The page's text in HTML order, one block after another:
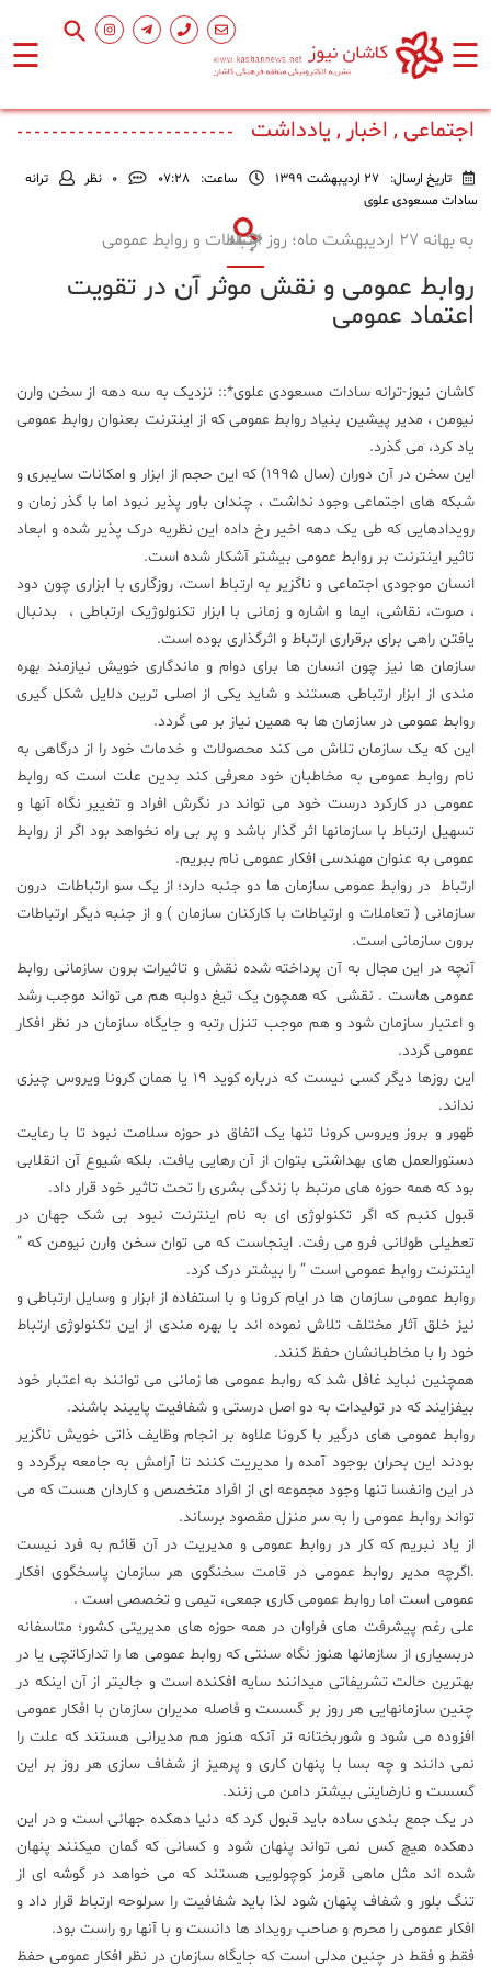
☰ ☰
اصلی
اجتماعی
و
هنر
محیط
زیست
علم
و
فناوری
عکس
پادکست
مجله
فرهنگی
و
هنری
اجتماعی , اخبار , یادداشت
تاریخ ارسال: 27 اردیبهشت 1399 ساعت: ۰۷:۲۸ 0 نظر
ترانه
سادات مسعودی علوی
به بهانه 27 اردیبهشت ماه؛ روز ارتباطات و روابط عمومی
روابط عمومی و نقش موثر آن در تقویت
اعتماد عمومی
کاشان نیوز-ترانه سادات مسعودی علوی*:: نزدیک به سه دهه از سخن وارن
نیومن ، مدیر پیشین بنیاد روابط عمومی که از اینترنت بعنوان روابط عمومی
یاد کرد، می گذرد.
این سخن در آن دوران (سال ۱۹۹۵) که این حجم از ابزار و امکانات سایبری و
شبکه های اجتماعی وجود نداشت ، چندان باور پذیر نبود اما با گذر زمان و
رویدادهایی که طی یک دهه اخیر رخ داده این نظریه درک پذیر شده و ابعاد
تاثیر اینترنت بر روابط عمومی بیشتر آشکار شده است.
انسان موجودی اجتماعی و ناگزیر به ارتباط است، روزگاری با ابزاری چون دود
، صوت، نقاشی، ایما و اشاره و زمانی با ابزار تکنولوژیک ارتباطی ، بدنبال
یافتن راهی برای برقراری ارتباط و اثرگذاری بوده است.
سازمان ها نیز چون انسان ها برای دوام و ماندگاری خویش نیازمند بهره
مندی از ابزار ارتباطی هستند و شاید یکی از اصلی ترین دلایل شکل گیری
روابط عمومی در سازمان ها به همین نیاز بر می گردد.
این که یک سازمان تلاش می کند محصولات و خدمات خود را از درگاهی به
نام روابط عمومی به مخاطبان خود معرفی کند بدین علت است که روابط
عمومی در کارکرد درست خود می تواند در نگرش افراد و تغییر نگاه آنها و
تسهیل ارتباط با سازمانها اثر گذار باشد و پر بی راه نخواهد بود اگر از روابط
عمومی به عنوان مهندسی افکار عمومی نام ببریم.
ارتباط در روابط عمومی سازمان ها دو جنبه دارد؛ از یک سو ارتباطات درون
سازمانی ( تعاملات و ارتباطات با کارکنان سازمان ) و از جنبه دیگر ارتباطات
برون سازمانی است.
آنچه در این مجال به آن پرداخته شده نقش و تاثیرات برون سازمانی روابط
عمومی هاست . نقشی که همچون یک تیغ دولبه هم می تواند موجب رشد
و اعتبار سازمان شود و هم موجب تنزل رتبه و جایگاه سازمان در نظر افکار
عمومی گردد.
این روزها دیگر کسی نیست که درباره کوید ۱۹ یا همان کرونا ویروس چیزی
نداند.
ظهور و بروز ویروس کرونا تنها یک اتفاق در حوزه سلامت نبود تا با رعایت
دستورالعمل های بهداشتی بتوان از آن رهایی یافت. بلکه شیوع آن انقلابی
بود که همه حوزه های مرتبط با زندگی بشری را تحت تاثیر خود قرار داد.
قبول کنبم که اگر تکنولوژی ای به نام اینترنت نبود بی شک جهان در
تعطیلی طولانی فرو می رفت. اینجاست که می توان سخن وارن نیومن که ”
اینترنت روابط عمومی است ” را بیشتر درک کرد.
روابط عمومی سازمان ها در ایام کرونا و با استفاده از ابزار و وسایل ارتباطی و
نیز خلق آثار مختلف تلاش نموده اند با بهره مندی از این تکنولوژی ارتباط
خود را با مخاطبانشان حفظ کنند.
همچنین نباید غافل شد که روابط عمومی ها زمانی می توانند به اعتبار خود
بیفزایند که در تولیدات به دو اصل درستی و شفافیت پایبند باشند.
روابط عمومی های درگیر با کرونا علاوه بر انجام وظایف ذاتی خویش ناگزیر
بودند این بحران بوجود آمده را مدیریت کنند تا آرامش به جامعه برگردد و
در این وانفسا تنها وجود مجموعه ای از افراد متخصص و کاردان هست که می
تواند روابط عمومی را به سر منزل مقصود برساند.
از یاد نبریم که کار در روابط عمومی و مدیریت در آن قائم به فرد نیست
.اگرچه مدیر روابط عمومی در قامت سخنگوی هر سازمان پاسخگوی افکار
عمومی است اما روابط عمومی کاری جمعی، تیمی و تخصصی است .
علی رغم پیشرفت های فراوان در همه حوزه های مدیریتی کشور؛ متاسفانه
دربسیاری از سازمانها هنوز نگاه سنتی که روابط عمومی ها را تدارکاتچی یا در
بهترین حالت تشریفاتی میدانند سایه افکنده است و جالبتر از آن اینکه در
چنین سازمانهایی هر روز بر گسست و فاصله مدیران سازمان با افکار عمومی
افزوده می شود و شوربختانه تر آنکه هنوز هم مدیرانی هستند که علت را
نمی دانند و چه بسا با پنهان کاری و پرهیز از شفاف سازی هر روز بر این
گسست و نارضایتی بیشتر دامن می زنند.
در یک جمع بندی ساده باید قبول کرد که دنیا دهکده جهانی است و در این
دهکده هیچ کس نمی تواند پنهان شود و کسانی که گمان میکنند پنهان
شده اند مثل ماهی قرمز کوچولویی هستند که می خواهد در گوشه ای از
تنگ بلور و شفاف پنهان شود لذا باید شفافیت را سرلوحه ارتباط قرار داد و
افکار عمومی را محرم و صاحب رویداد ها دانست و با آنها رو راست بود.
فقط و فقط در چنین مدلی است که جایگاه سازمان در نظر افکار عمومی حفظ